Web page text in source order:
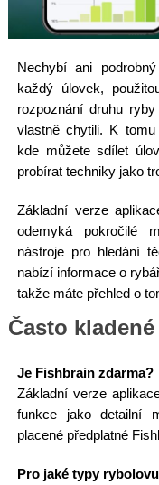
Nechybí ani podrobný
každý úlovek,
rozpoznání druhu
vlastně chytili. K
kde můžete sdílet
probírat techniky jako
Základní verze
odemyká pokročilé
nástroje pro hledání
nabízí informace o
takže máte přehled o
Často
Je Fishbrain zdarma?
Základní verze
funkce jako detailní
placené předplatné
Pro jaké typy